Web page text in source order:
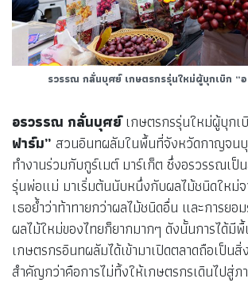
รวรรณ กลั่นบุศย์ เกษตรกรรุ่นใหม่ผู้บุกเบิก “
อรวรรณ กลั่นบุศย์เกษตรกรรุ่นใหม่ผู้บุกเ
ฟาร์ม” สวนอินทผลัมในพื้นที่จังหวัดกาญจนบุ
ทำงานร่วมกับกูร์เมต์ มาร์เก็ต ซึ่งอรวรรณเป็
รุ่นพ่อแม่ มาเริ่มต้นนับหนึ่งกับผลไม้ชนิดใหม่
เธอย้ำว่าท้าทายกว่าผลไม้ชนิดอื่น และการยอ
ผลไม้ใหม่ของไทยก็ยากมากๆ ดังนั้นการได้มี
เกษตรกรอินทผลัมได้เข้ามาเปิดตลาดถือเป็น
สำคัญกว่าคือการไม่ทิ้งให้เกษตรกรเดินไปสู่ภ